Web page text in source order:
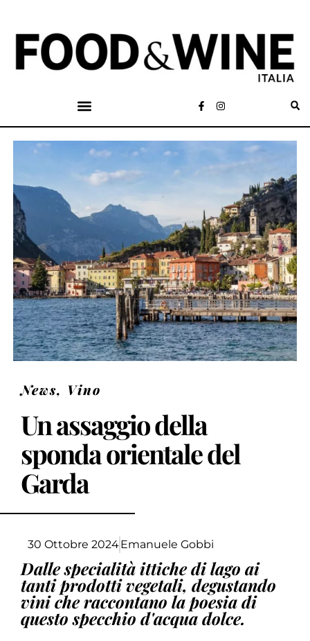
News, Vino
Un assaggio della
sponda orientale del
Garda
30 Ottobre 2024Emanuele Gobbi
Dalle specialità ittiche di lago ai
tanti prodotti vegetali, degustando
vini che raccontano la poesia di
questo specchio d'acqua dolce.